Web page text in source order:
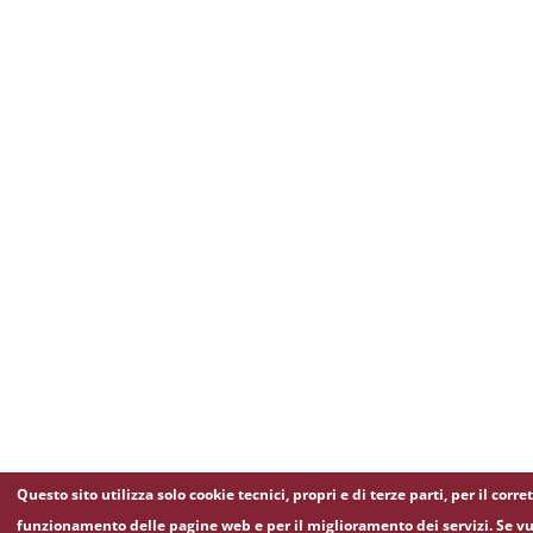
Questo sito utilizza solo cookie tecnici, propri e di terze parti, per il
funzionamento delle pagine web e per il miglioramento dei servizi. Se